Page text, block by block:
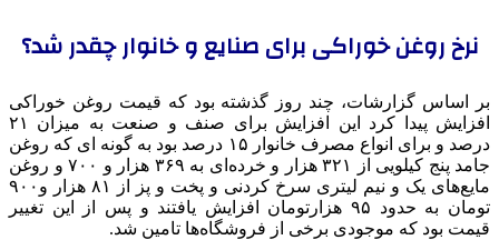
نرخ روغن خوراکی برای صنایع و خانوار چقدر شد؟
بر اساس گزارشات، چند روز گذشته بود که قیمت روغن خوراکی
افزایش پیدا کرد این افزایش برای صنف و صنعت به میزان ۲۱
درصد و برای انواع مصرف خانوار ۱۵ درصد بود به گونه ای که روغن
جامد پنج کیلویی از ۳۲۱ هزار و خرده‌ای به ۳۶۹ هزار و ۷۰۰ و روغن
مایع‌های یک و نیم لیتری سرخ کردنی و پخت و پز از ۸۱ هزار و۹۰۰
تومان به حدود ۹۵ هزارتومان افزایش یافتند و پس از این تغییر
قیمت بود که موجودی برخی از فروشگاه‌ها تامین شد.